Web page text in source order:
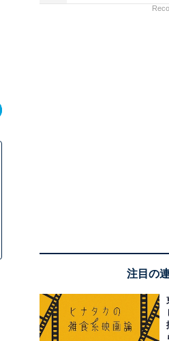
注目の